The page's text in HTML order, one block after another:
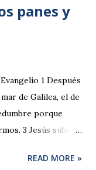
panes y
1 Después
de Galilea, el de
porque
3 Jesús subió
al levantar la
READ MORE »